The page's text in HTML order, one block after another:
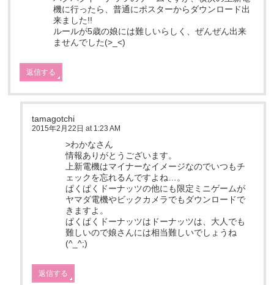
機に行ったら、普通にポスターからダウンロード出
来ました!!
ルールが5歳の娘には難しいらしく、ぜんぜん出来
ませんでした(>_<)
返信する
tamagotchi
2015年2月22日 at 1:23 AM
>わかなさん
情報ありがとうございます。
上新電機はマイナーなイメージなのでいつもチ
ェックを忘れるんですよね…。
ぱくぱくドーナッツの他にも限定ミニゲームが
ヤマダ電機やビックカメラでもダウンロードで
きますよ。
ぱくぱくドーナッツはドーナッツは、大人でも
難しいので娘さんには相当難しいでしょうね
(^_^;)
返信する